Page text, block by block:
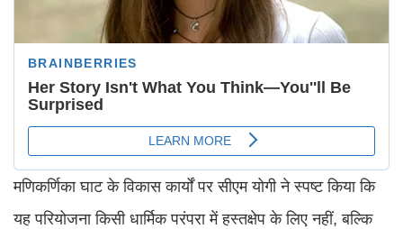
मणिकर्णिका घाट के विकास कार्यों पर सीएम योगी ने स्पष्ट किया कि
यह परियोजना किसी धार्मिक परंपरा में हस्तक्षेप के लिए नहीं, बल्कि